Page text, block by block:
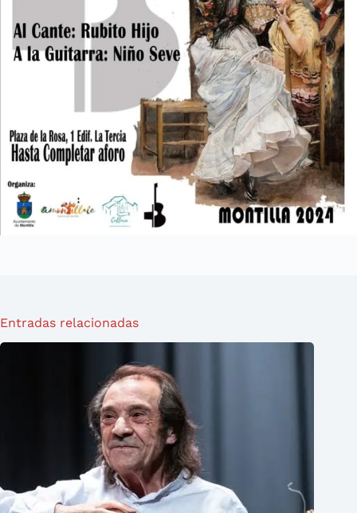
Entradas relacionadas